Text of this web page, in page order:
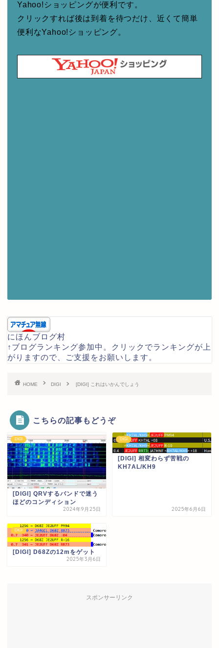
Yahoo!ショッピングが便利です。
クリックすれば後は到着を待つだけ、近くて簡単
便利なYahoo!ショッピング。
にほんブログ村
↑ブログランキング参加中。クリックでランキングが上
がりますので、ご支援をお願いします。
HOME DIGI [DIGI] これはいかんでしょう
こちらの記事もどうぞ
DIGI
[DIGI] QRVするバンドで迷う
ほどのコンディション
2024年9月25日
DIGI
[DIGI] 相変わらず苦戦の
KH7AL/KH9
2025年6月6日
DIGI
[DIGI] D68Zの12mをゲット
2025年3月6日
スポンサーリンク